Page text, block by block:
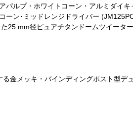
ルプ・ホワイトコーン・アルミダイ
ーン･ミッドレンジドライバー
25 mm径ピュアチタンドームツイータ
金メッキ・バインディングポスト型デ